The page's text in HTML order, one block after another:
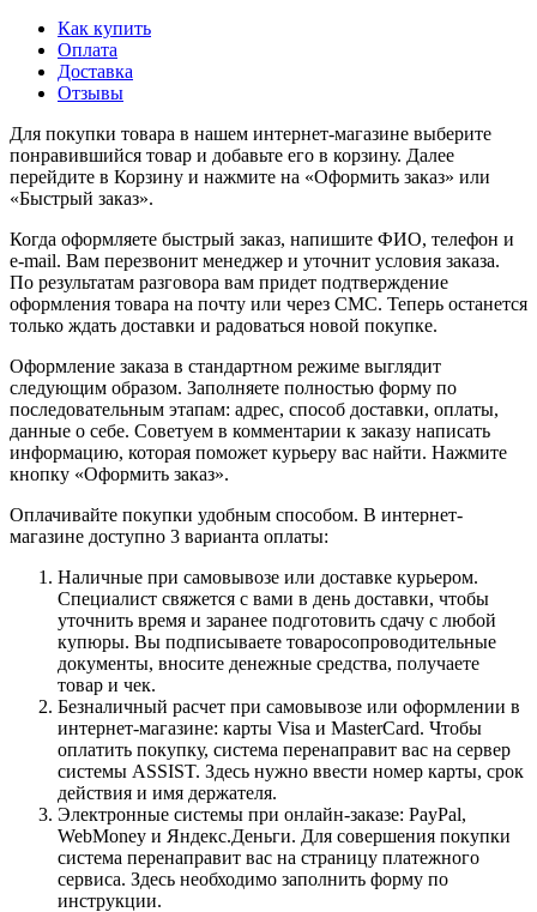
Как купить
Оплата
Доставка
Отзывы
Для покупки товара в нашем интернет-магазине выберите
понравившийся товар и добавьте его в корзину. Далее
перейдите в Корзину и нажмите на «Оформить заказ» или
«Быстрый заказ».
Когда оформляете быстрый заказ, напишите ФИО, телефон и
e-mail. Вам перезвонит менеджер и уточнит условия заказа.
По результатам разговора вам придет подтверждение
оформления товара на почту или через СМС. Теперь останется
только ждать доставки и радоваться новой покупке.
Оформление заказа в стандартном режиме выглядит
следующим образом. Заполняете полностью форму по
последовательным этапам: адрес, способ доставки, оплаты,
данные о себе. Советуем в комментарии к заказу написать
информацию, которая поможет курьеру вас найти. Нажмите
кнопку «Оформить заказ».
Оплачивайте покупки удобным способом. В интернет-
магазине доступно 3 варианта оплаты:
Наличные при самовывозе или доставке курьером.
Специалист свяжется с вами в день доставки, чтобы
уточнить время и заранее подготовить сдачу с любой
купюры. Вы подписываете товаросопроводительные
документы, вносите денежные средства, получаете
товар и чек.
Безналичный расчет при самовывозе или оформлении в
интернет-магазине: карты Visa и MasterCard. Чтобы
оплатить покупку, система перенаправит вас на сервер
системы ASSIST. Здесь нужно ввести номер карты, срок
действия и имя держателя.
Электронные системы при онлайн-заказе: PayPal,
WebMoney и Яндекс.Деньги. Для совершения покупки
система перенаправит вас на страницу платежного
сервиса. Здесь необходимо заполнить форму по
инструкции.